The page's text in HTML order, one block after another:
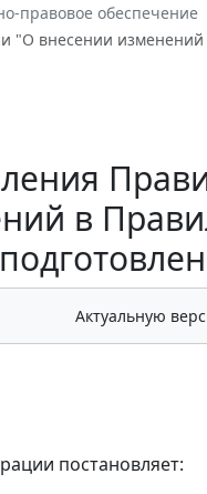
правовое обеспечение
"О внесении
в
Актуальную
постановляет: